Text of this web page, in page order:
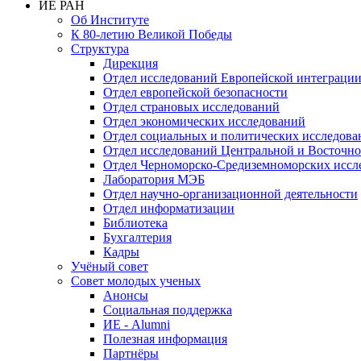
ИЕ РАН
Об Институте
К 80-летию Великой Победы
Структура
Дирекция
Отдел исследований Европейской интеграции
Отдел европейской безопасности
Отдел страновых исследований
Отдел экономических исследований
Отдел социальных и политических
Отдел исследований Центральной и
Отдел Черноморско-Средиземноморских
Лаборатория МЭБ
Отдел научно-организационной деятельности
Отдел информатизации
Библиотека
Бухгалтерия
Кадры
Учёный совет
Совет молодых ученых
Анонсы
Социальная поддержка
ИЕ - Alumni
Полезная информация
Партнёры